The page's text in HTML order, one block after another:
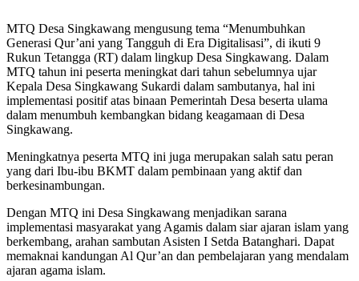
MTQ Desa Singkawang mengusung tema “Menumbuhkan
Generasi Qur’ani yang Tangguh di Era Digitalisasi”, di ikuti 9
Rukun Tetangga (RT) dalam lingkup Desa Singkawang. Dalam
MTQ tahun ini peserta meningkat dari tahun sebelumnya ujar
Kepala Desa Singkawang Sukardi dalam sambutanya, hal ini
implementasi positif atas binaan Pemerintah Desa beserta ulama
dalam menumbuh kembangkan bidang keagamaan di Desa
Singkawang.
Meningkatnya peserta MTQ ini juga merupakan salah satu peran
yang dari Ibu-ibu BKMT dalam pembinaan yang aktif dan
berkesinambungan.
Dengan MTQ ini Desa Singkawang menjadikan sarana
implementasi masyarakat yang Agamis dalam siar ajaran islam yang
berkembang, arahan sambutan Asisten I Setda Batanghari. Dapat
memaknai kandungan Al Qur’an dan pembelajaran yang mendalam
ajaran agama islam.